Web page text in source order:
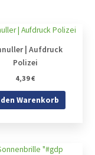
| Aufdruck
Polizei
4,39€
Warenkorb